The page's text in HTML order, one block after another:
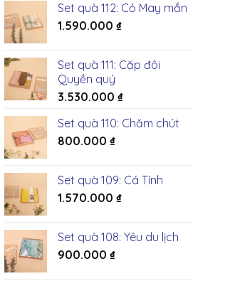
Set quà 112: Cỏ May mắn
1.590.000 ₫
Set quà 111: Cặp đôi
Quyền quý
3.530.000 ₫
Set quà 110: Chăm chút
800.000 ₫
Set quà 109: Cá Tính
1.570.000 ₫
Set quà 108: Yêu du lịch
900.000 ₫